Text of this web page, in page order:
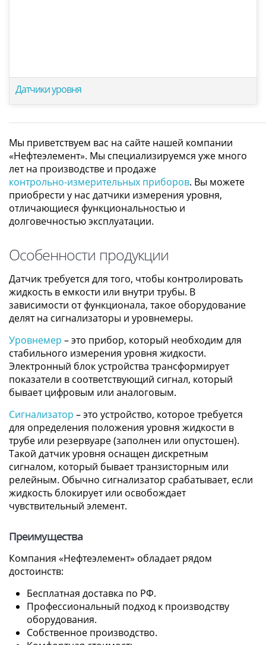
Датчики уровня
Мы приветствуем вас на сайте нашей компании
«Нефтеэлемент». Мы специализируемся уже много
лет на производстве и продаже
контрольно-измерительных приборов. Вы можете
приобрести у нас датчики измерения уровня,
отличающиеся функциональностью и
долговечностью эксплуатации.
Особенности продукции
Датчик требуется для того, чтобы контролировать
жидкость в емкости или внутри трубы. В
зависимости от функционала, такое оборудование
делят на сигнализаторы и уровнемеры.
Уровнемер – это прибор, который необходим для
стабильного измерения уровня жидкости.
Электронный блок устройства трансформирует
показатели в соответствующий сигнал, который
бывает цифровым или аналоговым.
Сигнализатор – это устройство, которое требуется
для определения положения уровня жидкости в
трубе или резервуаре (заполнен или опустошен).
Такой датчик уровня оснащен дискретным
сигналом, который бывает транзисторным или
релейным. Обычно сигнализатор срабатывает, если
жидкость блокирует или освобождает
чувствительный элемент.
Преимущества
Компания «Нефтеэлемент» обладает рядом
достоинств:
Бесплатная доставка по РФ.
Профессиональный подход к производству
оборудования.
Собственное производство.